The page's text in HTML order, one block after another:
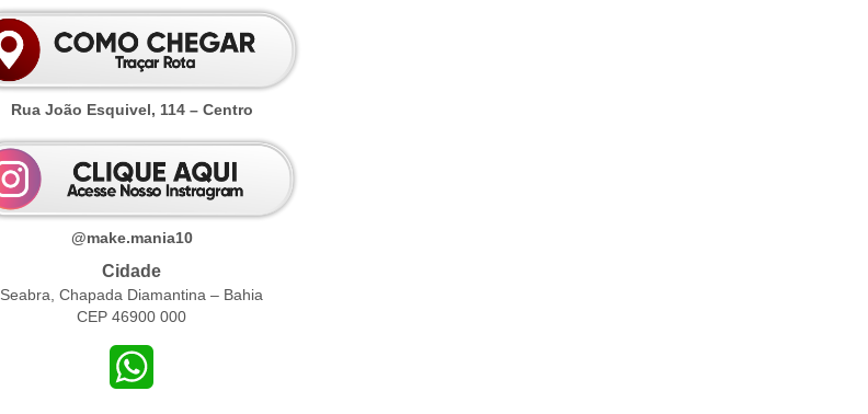
Rua João Esquivel, 114 – Centro
@make.mania10
Cidade
Seabra, Chapada Diamantina – Bahia
CEP 46900 000